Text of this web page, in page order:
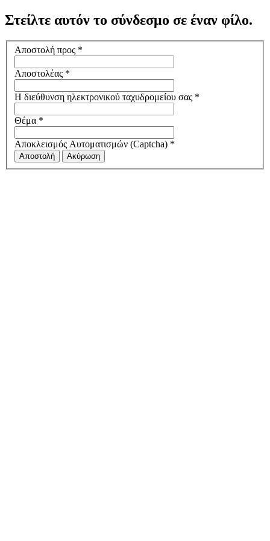
Στείλτε αυτόν το σύνδεσμο σε έναν φίλο.
Αποστολή προς *
Αποστολέας *
Η διεύθυνση ηλεκτρονικού ταχυδρομείου σας *
Θέμα *
Αποκλεισμός Αυτοματισμών (Captcha) *
Αποστολή Ακύρωση